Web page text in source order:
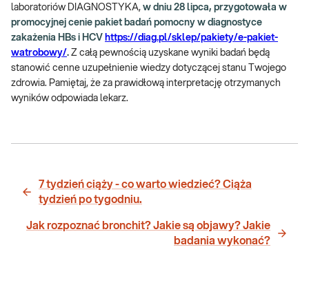
laboratoriów DIAGNOSTYKA, w dniu 28 lipca, przygotowała w
promocyjnej cenie pakiet badań pomocny w diagnostyce
zakażenia HBs i HCV https://diag.pl/sklep/pakiety/e-pakiet-
watrobowy/. Z całą pewnością uzyskane wyniki badań będą
stanowić cenne uzupełnienie wiedzy dotyczącej stanu Twojego
zdrowia. Pamiętaj, że za prawidłową interpretację otrzymanych
wyników odpowiada lekarz.
7 tydzień ciąży - co warto wiedzieć? Ciąża
tydzień po tygodniu.
Jak rozpoznać bronchit? Jakie są objawy? Jakie
badania wykonać?